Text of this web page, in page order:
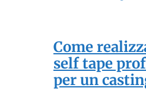
Come
self tape
per un